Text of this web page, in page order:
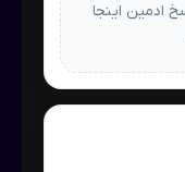
ادمین اینجا